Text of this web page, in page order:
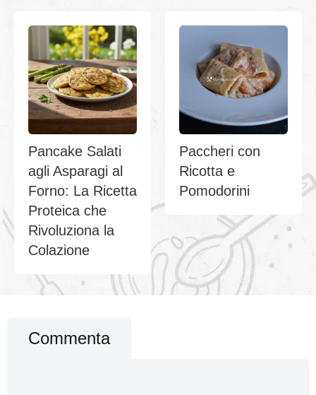
Pancake Salati
agli Asparagi al
Forno: La Ricetta
Proteica che
Rivoluziona la
Colazione
Paccheri con
Ricotta e
Pomodorini
Commenta